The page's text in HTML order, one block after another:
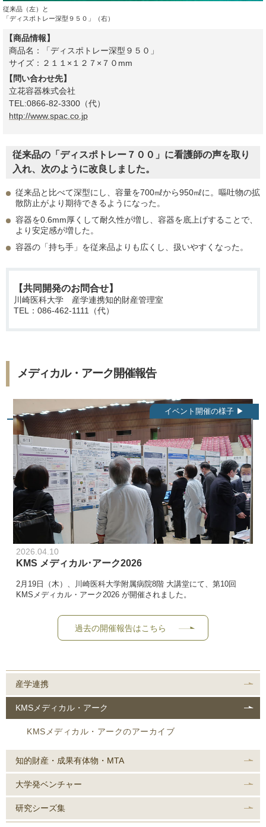
産学連携
KMSメディカル・アーク
KMSメディカル・アークのアーカイブ
知的財産・成果有体物・MTA
大学発ベンチャー
研究シーズ集
従来品（左）と
「ディスポトレー深型９５０」（右）
【商品情報】
商品名：「ディスポトレー深型９５０」
サイズ：２１１×１２７×７０mm
【問い合わせ先】
立花容器株式会社
TEL:0866-82-3300（代）
http://www.spac.co.jp
従来品の「ディスポトレー７００」に看護師の声を取り
入れ、次のように改良しました。
従来品と比べて深型にし、容量を700㎖から950㎖に。嘔吐物の拡
散防止がより期待できるようになった。
容器を0.6mm厚くして耐久性が増し、容器を底上げすることで、
より安定感が増した。
容器の「持ち手」を従来品よりも広くし、扱いやすくなった。
【共同開発のお問合せ】
川崎医科大学 産学連携知的財産管理室
TEL：086-462-1111（代）
メディカル・アーク開催報告
2026.04.10
KMS メディカル･アーク2026
2月19日（木）、川崎医科大学附属病院8階 大講堂にて、第10回
KMSメディカル・アーク2026 が開催されました。
過去の開催報告はこちら